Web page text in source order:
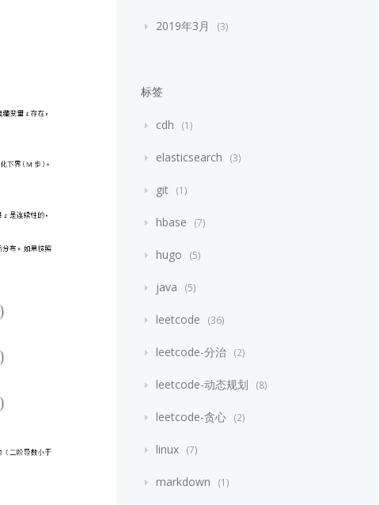
2019年3月 3
标签
cdh 1
elasticsearch 3
git 1
hbase 7
hugo 5
java 5
leetcode 36
leetcode-分治 2
leetcode-动态规划 8
leetcode-贪心 2
linux 7
markdown 1